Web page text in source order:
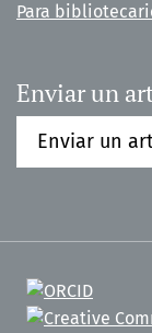
Para
Enviar un
Enviar un